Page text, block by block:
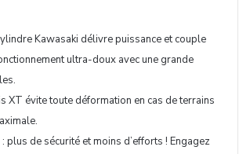
Kawasaki délivre puissance et couple
ultra-doux avec une grande
XT évite toute déformation en cas de terrains
: plus de sécurité et moins d’efforts ! Engagez